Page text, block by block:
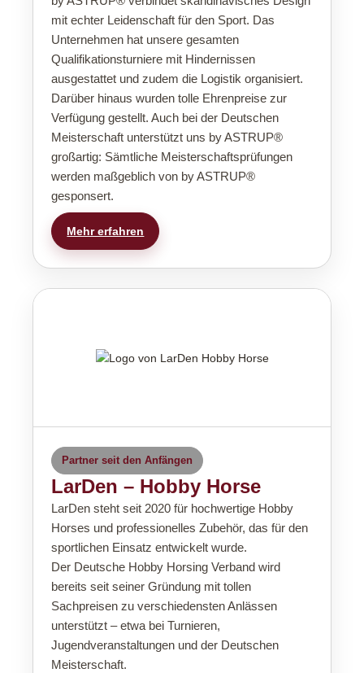
mit echter Leidenschaft für den Sport. Das
Unternehmen hat unsere gesamten
Qualifikationsturniere mit Hindernissen
ausgestattet und zudem die Logistik organisiert.
Darüber hinaus wurden tolle Ehrenpreise zur
Verfügung gestellt. Auch bei der Deutschen
Meisterschaft unterstützt uns by ASTRUP®
großartig: Sämtliche Meisterschaftsprüfungen
werden maßgeblich von by ASTRUP®
gesponsert.
Mehr erfahren
Partner seit den Anfängen
LarDen – Hobby Horse
LarDen steht seit 2020 für hochwertige Hobby
Horses und professionelles Zubehör, das für den
sportlichen Einsatz entwickelt wurde.
Der Deutsche Hobby Horsing Verband wird
bereits seit seiner Gründung mit tollen
Sachpreisen zu verschiedensten Anlässen
unterstützt – etwa bei Turnieren,
Jugendveranstaltungen und der Deutschen
Meisterschaft.